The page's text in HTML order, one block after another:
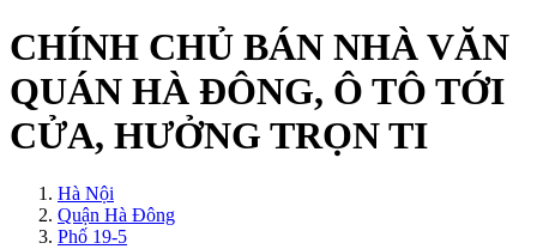
CHÍNH CHỦ BÁN NHÀ VĂN
QUÁN HÀ ĐÔNG, Ô TÔ TỚI
CỬA, HƯỞNG TRỌN TI
Hà Nội
Quận Hà Đông
Phố 19-5